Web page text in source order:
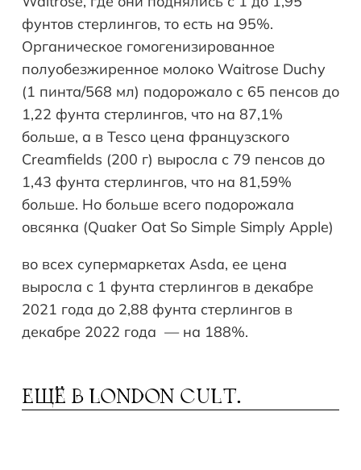
фунтов стерлингов, то есть на 95%.
Органическое гомогенизированное
полуобезжиренное молоко Waitrose Duchy
(1 пинта/568 мл) подорожало с 65 пенсов до
1,22 фунта стерлингов, что на 87,1%
больше, а в Tesco цена французского
Creamfields (200 г) выросла с 79 пенсов до
1,43 фунта стерлингов, что на 81,59%
больше. Но больше всего подорожала
овсянка (Quaker Oat So Simple Simply Apple)
во всех супермаркетах Asda, ее цена
выросла с 1 фунта стерлингов в декабре
2021 года до 2,88 фунта стерлингов в
декабре 2022 года ⁠ — на 188%.
ЕЩЁ В LONDON CULT.